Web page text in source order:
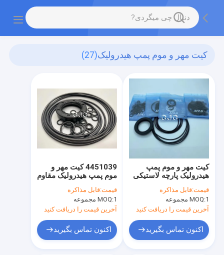
کیت مهر و موم پمپ هیدرولیک(27)
4451039 کیت مهر و
موم پمپ هیدرولیک مقاوم
مقاومت FKM
قیمت:قابل مذاکره
MOQ:1 مجموعه
آخرین قیمت را دریافت کنید
اکنون تماس بگیرید
کیت مهر و موم پمپ
هیدرولیک پارچه لاستیکی
مکانیکی خزنده E70B
E120B
قیمت:قابل مذاکره
MOQ:1 مجموعه
آخرین قیمت را دریافت کنید
اکنون تماس بگیرید